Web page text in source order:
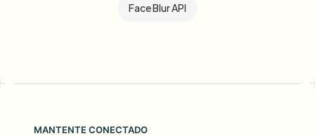
Face Blur API
MANTENTE CONECTADO